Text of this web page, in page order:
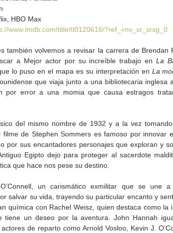
HBO Max
www.imdb.com/title/tt0120616/?ref_=nv_sr_srsg_0
también volvemos a revisar la carrera de Brendan
a Mejor actor por su increíble trabajo en La
lo puso en el mapa es su interpretación en La
que viaja junto a una bibliotecaria inglesa
por error a una momia que causa estragos
del mismo nombre de 1932 y a la vez
filme de Stephen Sommers es famoso por innovar
por sus encantadores personajes que exploran y
Egipto dejo para proteger al sacerdote
que hace nos pese su destino.
un carismático exmilitar que se une
salvar su vida, trayendo su particular encanto y
química con Rachel Weisz, quien destaca como la
tiene un deseo por la aventura. John Hannah